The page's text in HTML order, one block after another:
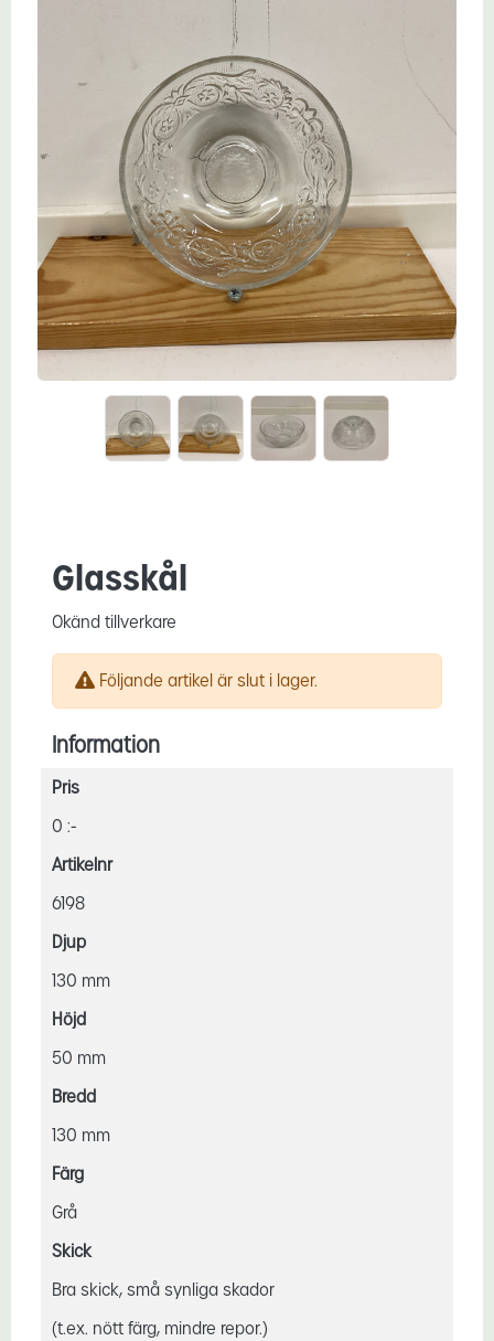
Glasskål
Okänd tillverkare
Följande artikel är slut i lager.
Information
Pris
0 :-
Artikelnr
6198
Djup
130 mm
Höjd
50 mm
Bredd
130 mm
Färg
Grå
Skick
Bra skick, små synliga skador
(t.ex. nött färg, mindre repor.)